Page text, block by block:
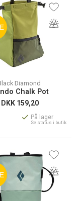
Diamond
Chalk Pot
DKK 159,20
På lager
Se status i butik